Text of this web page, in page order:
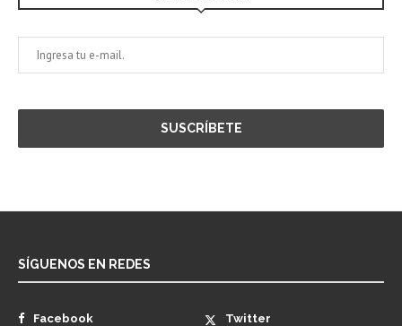
SÍGUENOS EN REDES
Facebook
Twitter